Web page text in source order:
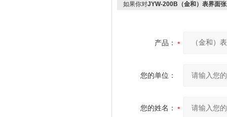
如果你对JYW-200B（金和）表界面
产品：
您的单位：
您的姓名：